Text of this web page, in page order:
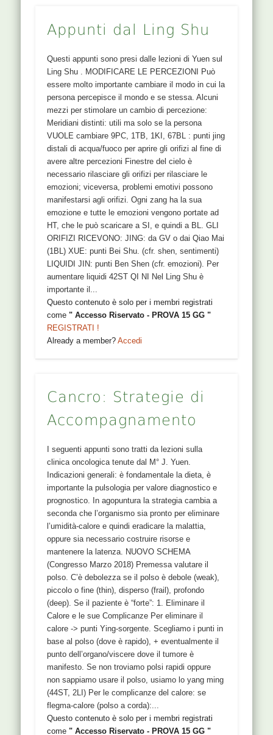
Appunti dal Ling Shu
Questi appunti sono presi dalle lezioni di Yuen sul
Ling Shu . MODIFICARE LE PERCEZIONI Può
essere molto importante cambiare il modo in cui la
persona percepisce il mondo e se stessa. Alcuni
mezzi per stimolare un cambio di percezione:
Meridiani distinti: utili ma solo se la persona
VUOLE cambiare 9PC, 1TB, 1KI, 67BL : punti jing
distali di acqua/fuoco per aprire gli orifizi al fine di
avere altre percezioni Finestre del cielo è
necessario rilasciare gli orifizi per rilasciare le
emozioni; viceversa, problemi emotivi possono
manifestarsi agli orifizi. Ogni zang ha la sua
emozione e tutte le emozioni vengono portate ad
HT, che le può scaricare a SI, e quindi a BL. GLI
ORIFIZI RICEVONO: JING: da GV o dai Qiao Mai
(1BL) XUE: punti Bei Shu. (cfr. shen, sentimenti)
LIQUIDI JIN: punti Ben Shen (cfr. emozioni). Per
aumentare liquidi 42ST QI NI Nel Ling Shu è
importante il...
Questo contenuto è solo per i membri registrati
come" Accesso Riservato - PROVA 15 GG "
REGISTRATI !
Already a member?Accedi
Cancro: Strategie di
Accompagnamento
I seguenti appunti sono tratti da lezioni sulla
clinica oncologica tenute dal M° J. Yuen.
Indicazioni generali: è fondamentale la dieta, è
importante la pulsologia per valore diagnostico e
prognostico. In agopuntura la strategia cambia a
seconda che l’organismo sia pronto per eliminare
l’umidità-calore e quindi eradicare la malattia,
oppure sia necessario costruire risorse e
mantenere la latenza. NUOVO SCHEMA
(Congresso Marzo 2018) Premessa valutare il
polso. C’è debolezza se il polso è debole (weak),
piccolo o fine (thin), disperso (frail), profondo
(deep). Se il paziente è “forte”: 1. Eliminare il
Calore e le sue Complicanze Per eliminare il
calore -> punti Ying-sorgente. Scegliamo i punti in
base al polso (dove è rapido), + eventualmente il
punto dell’organo/viscere dove il tumore è
manifesto. Se non troviamo polsi rapidi oppure
non sappiamo usare il polso, usiamo lo yang ming
(44ST, 2LI) Per le complicanze del calore: se
flegma-calore (polso a corda):...
Questo contenuto è solo per i membri registrati
come" Accesso Riservato - PROVA 15 GG "